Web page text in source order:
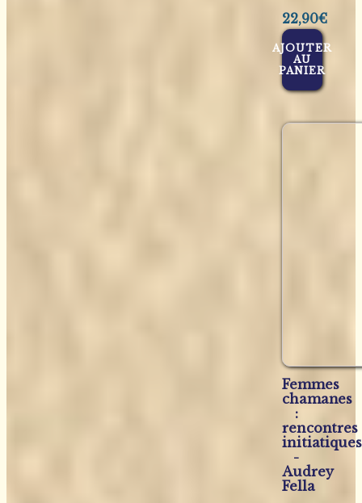
22,90€
AJOUTER
AU
PANIER
Femmes
chamanes
:
rencontres
initiatiques
-
Audrey
Fella